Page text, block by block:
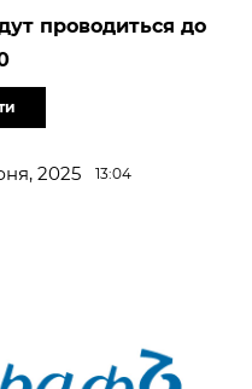
проводиться до
2025 13:04